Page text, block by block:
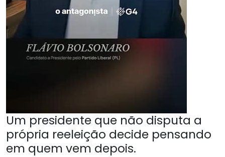
Um presidente que não disputa a
própria reeleição decide pensando
em quem vem depois.